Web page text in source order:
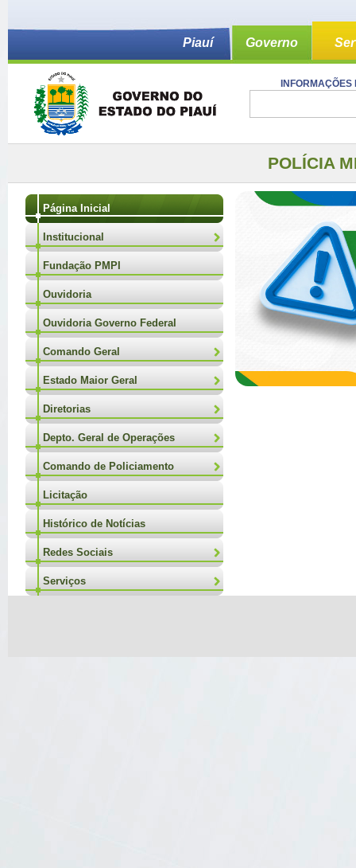
Piauí Governo
POLÍCIA
Página Inicial
Institucional
Fundação PMPI
Ouvidoria
Ouvidoria Governo Federal
Comando Geral
Estado Maior Geral
Diretorias
Depto. Geral de Operações
Comando de Policiamento
Licitação
Histórico de Notícias
Redes Sociais
Serviços